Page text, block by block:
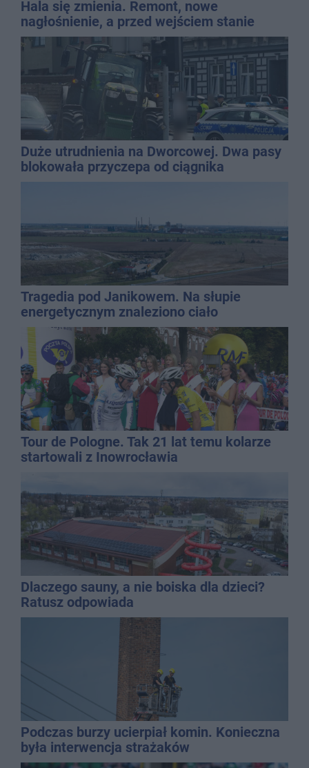
Hala się zmienia. Remont, nowe
nagłośnienie, a przed wejściem stanie
QEMETICA ARENA
Duże utrudnienia na Dworcowej. Dwa pasy
blokowała przyczepa od ciągnika
Tragedia pod Janikowem. Na słupie
energetycznym znaleziono ciało
mężczyzny
Tour de Pologne. Tak 21 lat temu kolarze
startowali z Inowrocławia
Dlaczego sauny, a nie boiska dla dzieci?
Ratusz odpowiada
Podczas burzy ucierpiał komin. Konieczna
była interwencja strażaków